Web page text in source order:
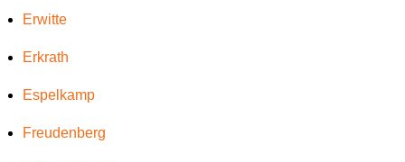
Erwitte
Erkrath
Espelkamp
Freudenberg